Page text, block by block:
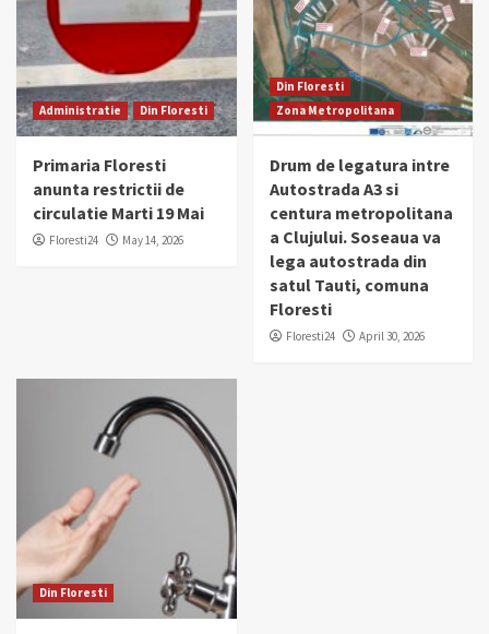
Administratie Din Floresti
Primaria Floresti
anunta restrictii de
circulatie Marti 19 Mai
Floresti24 May 14, 2026
Din Floresti
Zona Metropolitana
Drum de legatura intre
Autostrada A3 si
centura metropolitana
a Clujului. Soseaua va
lega autostrada din
satul Tauti, comuna
Floresti
Floresti24 April 30, 2026
Din Floresti